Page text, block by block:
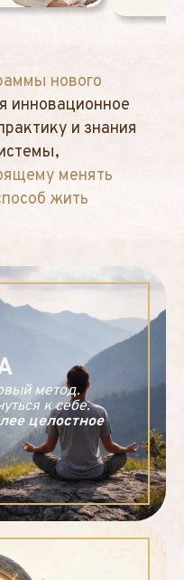
нового
инновационное
и знания
менять
жить
метод.
к себе.
целостное